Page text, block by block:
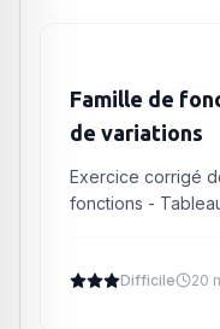
Famille de
de variations
Exercice corrigé
fonctions -
Difficile 20